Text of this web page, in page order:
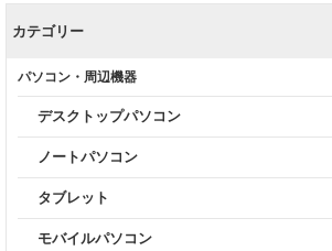
カテゴリー
パソコン・周辺機器
デスクトップパソコン
ノートパソコン
タブレット
モバイルパソコン